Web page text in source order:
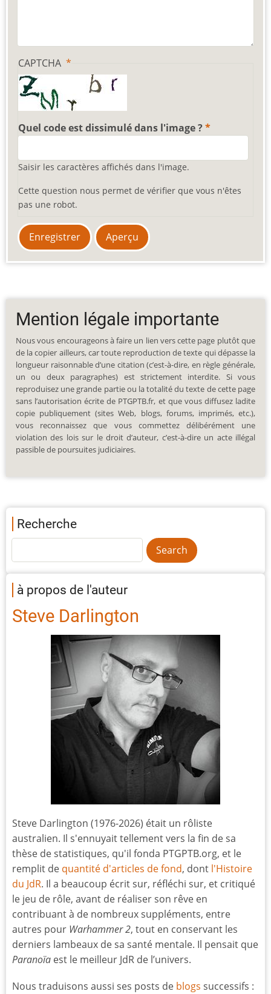
CAPTCHA
Quel code est dissimulé dans l'image ?
Saisir les caractères affichés dans l'image.
Cette question nous permet de vérifier que vous n'êtes
pas une robot.
Mention légale importante
Nous vous encourageons à faire un lien vers cette page plutôt que
de la copier ailleurs, car toute reproduction de texte qui dépasse la
longueur raisonnable d’une citation (c’est-à-dire, en règle générale,
un ou deux paragraphes) est strictement interdite. Si vous
reproduisez une grande partie ou la totalité du texte de cette page
sans l’autorisation écrite de PTGPTB.fr, et que vous diffusez ladite
copie publiquement (sites Web, blogs, forums, imprimés, etc.),
vous reconnaissez que vous commettez délibérément une
violation des lois sur le droit d’auteur, c’est-à-dire un acte illégal
passible de poursuites judiciaires.
Recherche
à propos de l'auteur
Steve Darlington
Steve Darlington (1976-2026) était un rôliste
australien. Il s'ennuyait tellement vers la fin de sa
thèse de statistiques, qu'il fonda PTGPTB.org, et le
remplit de quantité d'articles de fond, dont l'Histoire
du JdR. Il a beaucoup écrit sur, réfléchi sur, et critiqué
le jeu de rôle, avant de réaliser son rêve en
contribuant à de nombreux suppléments, entre
autres pour Warhammer 2, tout en conservant les
derniers lambeaux de sa santé mentale. Il pensait que
Paranoïa est le meilleur JdR de l’univers.
Nous traduisons aussi ses posts de blogs successifs :